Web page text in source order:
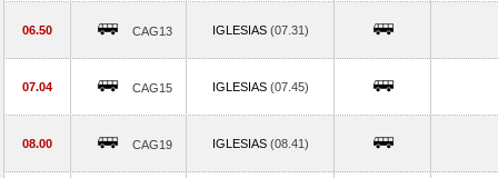
06.50 CAG13 IGLESIAS (07.31)
07.04 CAG15 IGLESIAS (07.45)
08.00 CAG19 IGLESIAS (08.41)